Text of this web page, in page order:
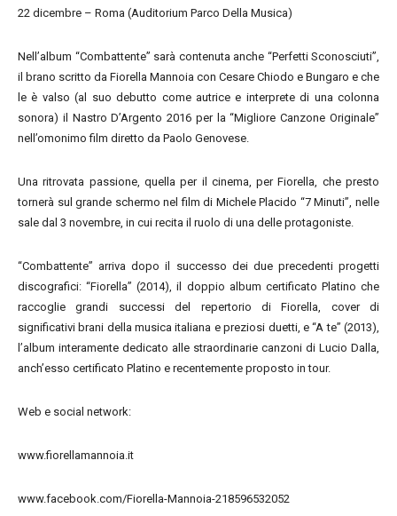
22 dicembre – Roma (Auditorium Parco Della Musica)
Nell’album “Combattente” sarà contenuta anche “Perfetti Sconosciuti”,
il brano scritto da Fiorella Mannoia con Cesare Chiodo e Bungaro e che
le è valso (al suo debutto come autrice e interprete di una colonna
sonora) il Nastro D’Argento 2016 per la “Migliore Canzone Originale”
nell’omonimo film diretto da Paolo Genovese.
Una ritrovata passione, quella per il cinema, per Fiorella, che presto
tornerà sul grande schermo nel film di Michele Placido “7 Minuti”, nelle
sale dal 3 novembre, in cui recita il ruolo di una delle protagoniste.
“Combattente” arriva dopo il successo dei due precedenti progetti
discografici: “Fiorella” (2014), il doppio album certificato Platino che
raccoglie grandi successi del repertorio di Fiorella, cover di
significativi brani della musica italiana e preziosi duetti, e “A te” (2013),
l’album interamente dedicato alle straordinarie canzoni di Lucio Dalla,
anch’esso certificato Platino e recentemente proposto in tour.
Web e social network:
www.fiorellamannoia.it
www.facebook.com/Fiorella-Mannoia-218596532052